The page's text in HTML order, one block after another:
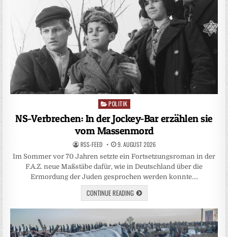
Posted
in
POLITIK
NS-Verbrechen: In der Jockey-Bar erzählen sie
vom Massenmord
RSS-FEED 9. AUGUST 2026
Im Sommer vor 70 Jahren setzte ein Fortsetzungsroman in der
F.A.Z. neue Maßstäbe dafür, wie in Deutschland über die
Ermordung der Juden gesprochen werden konnte….
CONTINUE READING